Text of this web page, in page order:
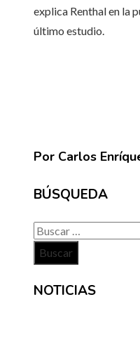
explica Renthal en la
último estudio.
Por Carlos
BÚSQUEDA
Buscar:
NOTICIAS